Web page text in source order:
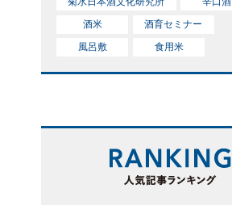
酒米
酒育セミナー
風呂敷
食用米